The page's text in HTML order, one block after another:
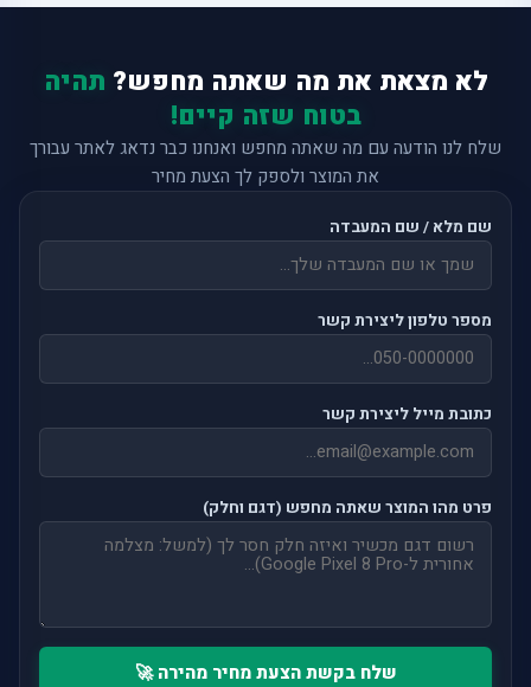
לא מצאת את מה שאתה מחפש? תהיה
בטוח שזה קיים!
שלח לנו הודעה עם מה שאתה מחפש ואנחנו כבר נדאג לאתר עבורך
את המוצר ולספק לך הצעת מחיר
שם מלא / שם המעבדה
מספר טלפון ליצירת קשר
כתובת מייל ליצירת קשר
פרט מהו המוצר שאתה מחפש (דגם וחלק)
שלח בקשת הצעת מחיר מהירה 🚀